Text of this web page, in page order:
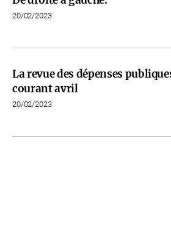
20/02/2023
La revue des dépenses
courant avril
20/02/2023